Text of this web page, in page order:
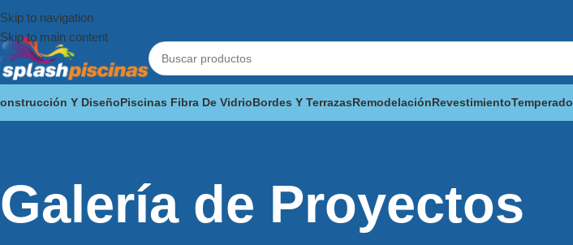
Skip to navigation
Skip to main content
Y DiseñoPiscinas Fibra De VidrioBordes Y TerrazasRemodelaciónRevestimientoTemperado
Galería de Proyectos